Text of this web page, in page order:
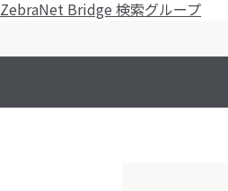
稿
ビ
ZebraNet Bridge 検索グループ